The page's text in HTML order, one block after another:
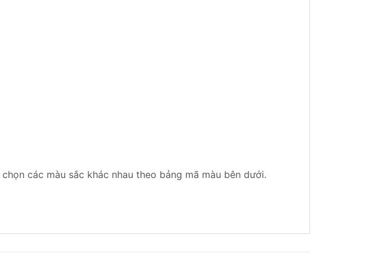
các màu sắc khác nhau theo bảng mã màu bên dưới.